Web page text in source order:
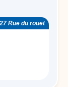
Rue du rouet